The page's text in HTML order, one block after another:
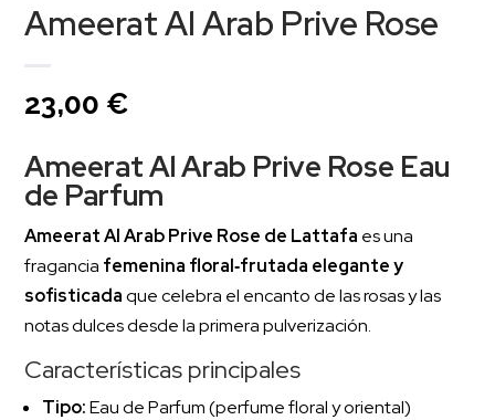
Ameerat Al Arab Prive Rose
23,00 €
Ameerat Al Arab Prive Rose Eau
de Parfum
Ameerat Al Arab Prive Rose de Lattafa es una
fragancia femenina floral‑frutada elegante y
sofisticadaque celebra el encanto de las rosas y las
notas dulces desde la primera pulverización.
Características principales
Tipo:Eau de Parfum (perfume floral y oriental)